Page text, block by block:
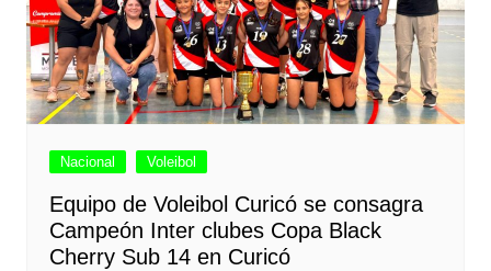
Nacional Voleibol
Equipo de Voleibol Curicó se consagra
Campeón Inter clubes Copa Black
Cherry Sub 14 en Curicó